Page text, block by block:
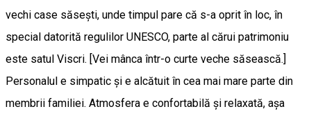
vechi case săsești, unde timpul pare că s-a oprit în loc, în
special datorită regulilor UNESCO, parte al cărui patrimoniu
este satul Viscri. [Vei mânca într-o curte veche săsească.]
Personalul e simpatic și e alcătuit în cea mai mare parte din
membrii familiei. Atmosfera e confortabilă și relaxată, așa